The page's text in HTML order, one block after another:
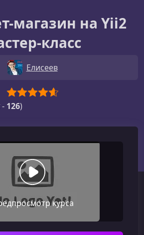
магазин на Yii2
класс
Елисеев
- 126)
курса